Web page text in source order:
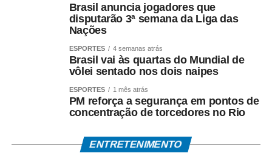
Fazenda em Cáceres abriga sítio arqueológico e
urnas indígenas. – Foto: odinei Crescêncio)
Ruínas preservam memória da
antiga cooperativa
Dificuldades financeiras e a valorização da
cooperativa. Posteriormente, a fazenda foi adquirida pelo
Brasil anuncia jogadores que
disputarão 3ª semana da Liga das
Nações
ESPORTES 4 semanas atrás
Brasil vai às quartas do Mundial de
vôlei sentado nos dois naipes
ESPORTES 1 mês atrás
PM reforça a segurança em pontos de
concentração de torcedores no Rio
ENTRETENIMENTO